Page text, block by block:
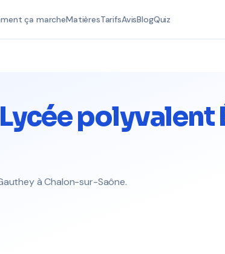
ça marcheMatièresTarifsAvisBlogQuiz
Lycée polyvalent
à Chalon-sur-Saône.